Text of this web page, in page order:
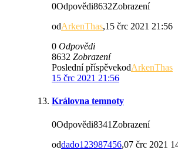
0Odpovědi8632Zobrazení
odArkenThas,15 črc 2021 21:56
0 Odpovědi
8632 Zobrazení
Poslední příspěvekodArkenThas
15 črc 2021 21:56
Královna temnoty
0Odpovědi8341Zobrazení
oddado123987456,07 črc 2021